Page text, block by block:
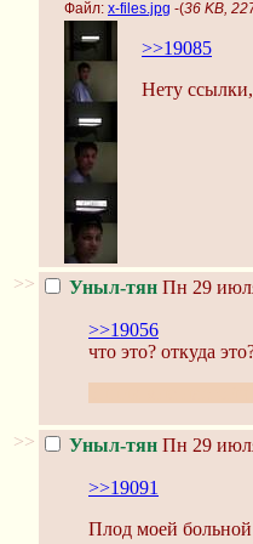
Файл: x-files.jpg -(36 KB,
>>19085
Нету
>> Уныл-тян Пн 29
>>19056
что это? откуда
>> Уныл-тян Пн 29
>>19091
Плод моей